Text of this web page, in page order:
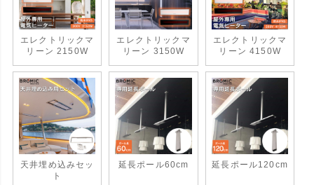
エレクトリックマ
リーン 2150W
エレクトリックマ
リーン 3150W
エレクトリックマ
リーン 4150W
天井埋め込みセッ
ト
延長ポール60cm 延長ポール120cm